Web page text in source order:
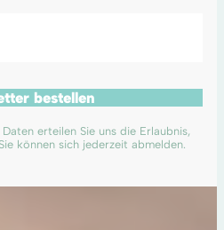
bestellen
erteilen Sie uns die Erlaubnis,
können sich jederzeit abmelden.